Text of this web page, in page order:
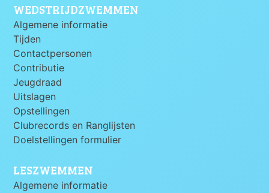
WEDSTRIJDZWEMMEN
Algemene informatie
Tijden
Contactpersonen
Contributie
Jeugdraad
Uitslagen
Opstellingen
Clubrecords en Ranglijsten
Doelstellingen formulier
LESZWEMMEN
Algemene informatie